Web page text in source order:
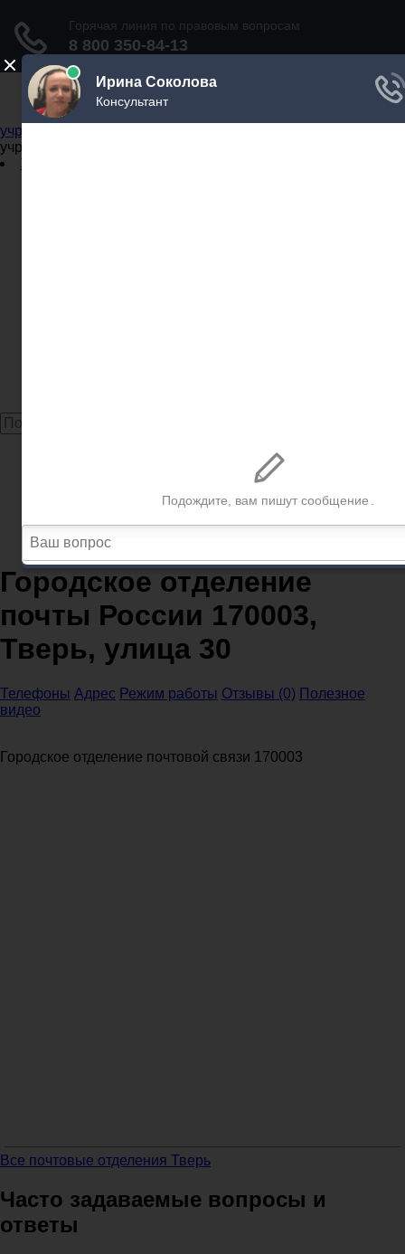
Не официальный справочник государственных
учреждений
учреждений
Задать вопрос юристу
Городское отделение почты России 170003, Тверь,
улица 30
Городское отделение
почты России 170003,
Тверь, улица 30
Телефоны Адрес Режим работы Отзывы (0) Полезное
видео
Городское отделение почтовой связи 170003
Все почтовые отделения Тверь
Часто задаваемые вопросы и
ответы